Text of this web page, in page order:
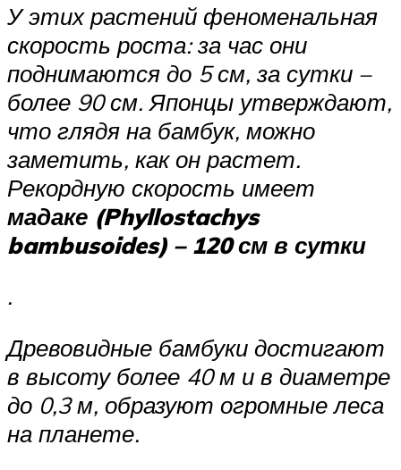
У этих растений феноменальная
скорость роста: за час они
поднимаются до 5 см, за сутки –
более 90 см. Японцы утверждают,
что глядя на бамбук, можно
заметить, как он растет.
Рекордную скорость имеет
мадаке (Phyllostachys
bambusoides) – 120 см в сутки
.
Древовидные бамбуки достигают
в высоту более 40 м и в диаметре
до 0,3 м, образуют огромные леса
на планете.